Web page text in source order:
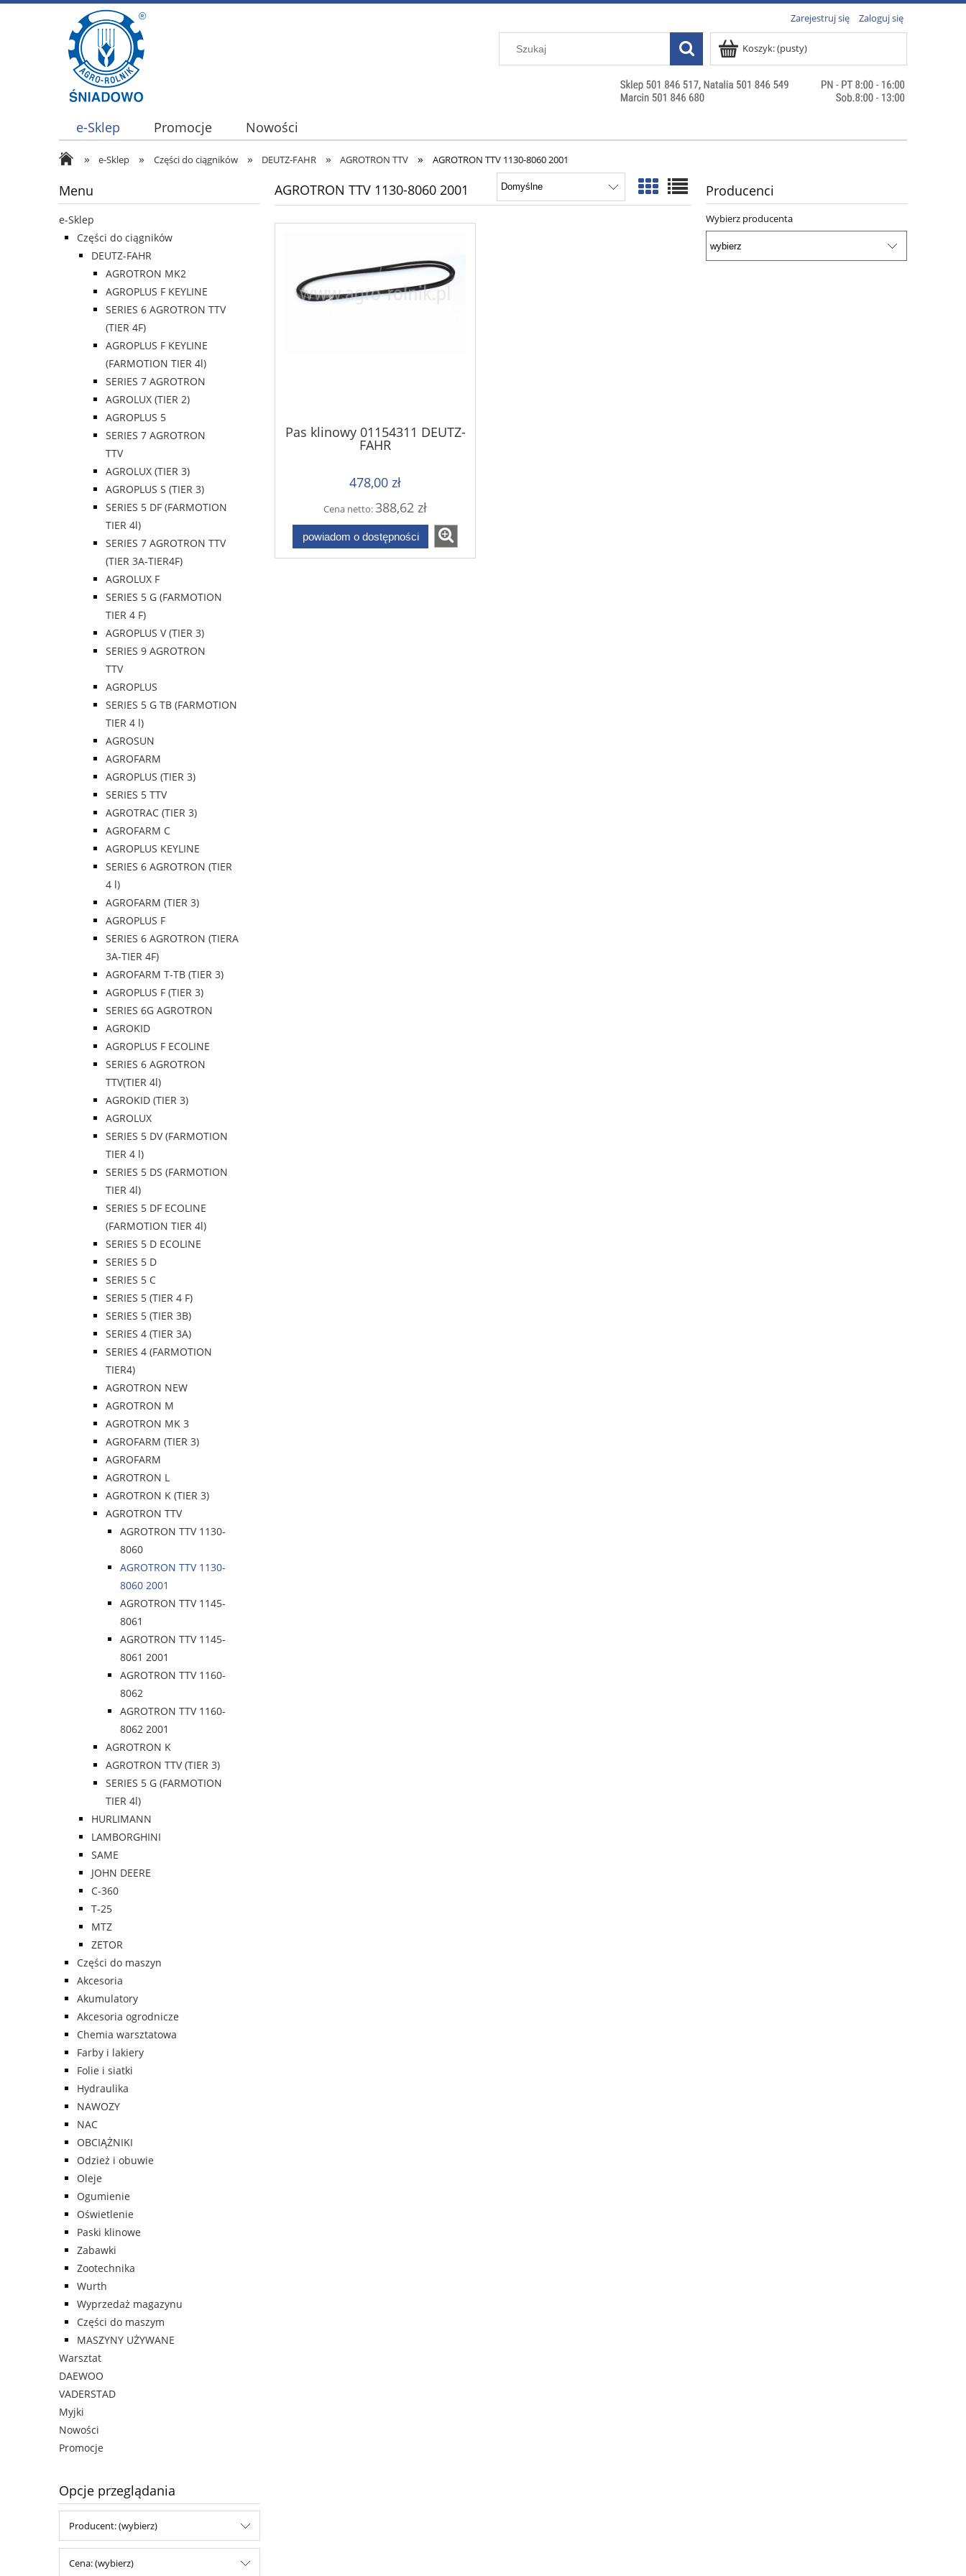
Zarejestruj się Zaloguj się
Koszyk:(pusty)
e-Sklep Promocje Nowości
» e-Sklep » Części do ciągników » DEUTZ-FAHR » AGROTRON TTV » AGROTRON TTV 1130-8060 2001
Menu
e-Sklep
Części do ciągników
DEUTZ-FAHR
AGROTRON MK2
AGROPLUS F KEYLINE
SERIES 6 AGROTRON TTV
(TIER 4F)
AGROPLUS F KEYLINE
(FARMOTION TIER 4l)
SERIES 7 AGROTRON
AGROLUX (TIER 2)
AGROPLUS 5
SERIES 7 AGROTRON
TTV
AGROLUX (TIER 3)
AGROPLUS S (TIER 3)
SERIES 5 DF (FARMOTION
TIER 4l)
SERIES 7 AGROTRON TTV
(TIER 3A-TIER4F)
AGROLUX F
SERIES 5 G (FARMOTION
TIER 4 F)
AGROPLUS V (TIER 3)
SERIES 9 AGROTRON
TTV
AGROPLUS
SERIES 5 G TB (FARMOTION
TIER 4 l)
AGROSUN
AGROFARM
AGROPLUS (TIER 3)
SERIES 5 TTV
AGROTRAC (TIER 3)
AGROFARM C
AGROPLUS KEYLINE
SERIES 6 AGROTRON (TIER
4 l)
AGROFARM (TIER 3)
AGROPLUS F
SERIES 6 AGROTRON (TIERA
3A-TIER 4F)
AGROFARM T-TB (TIER 3)
AGROPLUS F (TIER 3)
SERIES 6G AGROTRON
AGROKID
AGROPLUS F ECOLINE
SERIES 6 AGROTRON
TTV(TIER 4l)
AGROKID (TIER 3)
AGROLUX
SERIES 5 DV (FARMOTION
TIER 4 l)
SERIES 5 DS (FARMOTION
TIER 4l)
SERIES 5 DF ECOLINE
(FARMOTION TIER 4l)
SERIES 5 D ECOLINE
SERIES 5 D
SERIES 5 C
SERIES 5 (TIER 4 F)
SERIES 5 (TIER 3B)
SERIES 4 (TIER 3A)
SERIES 4 (FARMOTION
TIER4)
AGROTRON NEW
AGROTRON M
AGROTRON MK 3
AGROFARM (TIER 3)
AGROFARM
AGROTRON L
AGROTRON K (TIER 3)
AGROTRON TTV
AGROTRON TTV 1130-
8060
AGROTRON TTV 1130-
8060 2001
AGROTRON TTV 1145-
8061
AGROTRON TTV 1145-
8061 2001
AGROTRON TTV 1160-
8062
AGROTRON TTV 1160-
8062 2001
AGROTRON K
AGROTRON TTV (TIER 3)
SERIES 5 G (FARMOTION
TIER 4l)
HURLIMANN
LAMBORGHINI
SAME
JOHN DEERE
C-360
T-25
MTZ
ZETOR
Części do maszyn
Akcesoria
Akumulatory
Akcesoria ogrodnicze
Chemia warsztatowa
Farby i lakiery
Folie i siatki
Hydraulika
NAWOZY
NAC
OBCIĄŻNIKI
Odzież i obuwie
Oleje
Ogumienie
Oświetlenie
Paski klinowe
Zabawki
Zootechnika
Wurth
Wyprzedaż magazynu
Części do maszym
MASZYNY UŻYWANE
Warsztat
DAEWOO
VADERSTAD
Myjki
Nowości
Promocje
Opcje przeglądania
Producent: (wybierz)
Cena: (wybierz)
AGROTRON TTV 1130-8060 2001
Pas klinowy 01154311 DEUTZ-
FAHR
478,00 zł
Cena netto:388,62 zł
powiadom o dostępności
Producenci
Wybierz producenta